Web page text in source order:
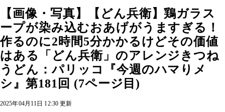
【画像・写真】【どん兵衛】鶏ガラス
ープが染み込むおあげがうますぎる！
作るのに2時間5分かかるけどその価値
はある「どん兵衛」のアレンジきつね
うどん：パリッコ『今週のハマりメ
シ』第181回 (7ページ目)
2025年04月11日 12:30 更新